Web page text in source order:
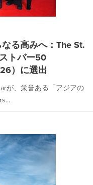
る高みへ：The St.
トバー50
）に選出
が、栄誉ある「アジアの